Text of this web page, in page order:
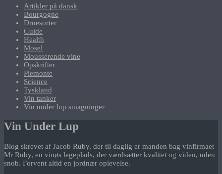
Artikler på dansk
Bourgogne
Druesorter
Guide
Health
Mosel
Mousserende vine
Opskrifter
Piemonte
Science
Tyskland
Vin tanker
Vin under lup smagninger
Vin Under Lup
Blog skrevet af Jacob Ruby, der til daglig er manden bag vinfirmaet
Mr Ruby, en vinøs legeplads, der værdsætter kvalitet og viden, uden
snob. Forvent altid en jordnær oplevelse.